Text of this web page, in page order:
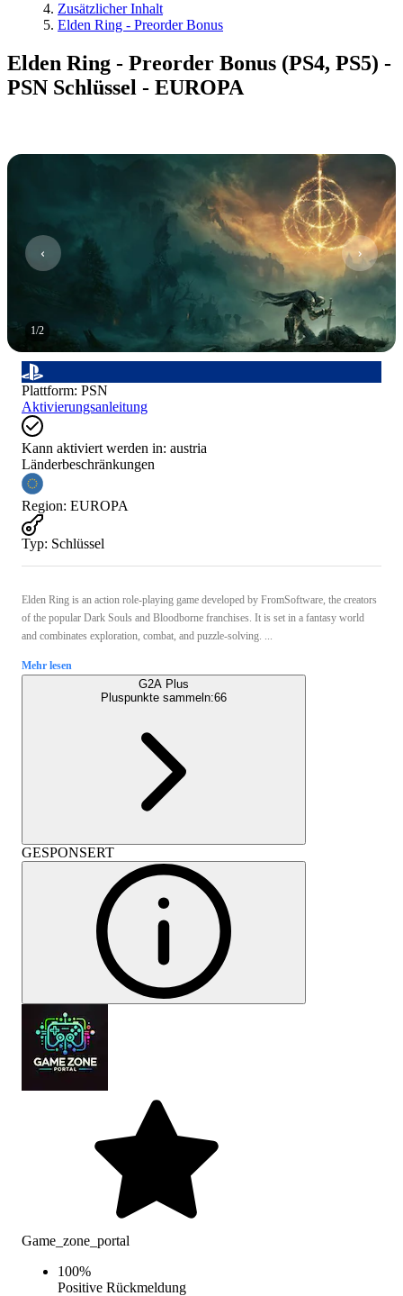
Zusätzlicher Inhalt
Elden Ring - Preorder Bonus
Elden Ring - Preorder Bonus (PS4, PS5) -
PSN Schlüssel - EUROPA
1/2
Plattform: PSN
Aktivierungsanleitung
Kann aktiviert werden in: austria
Länderbeschränkungen
Region: EUROPA
Typ: Schlüssel
Elden Ring is an action role-playing game developed by FromSoftware, the creators
of the popular Dark Souls and Bloodborne franchises. It is set in a fantasy world
and combinates exploration, combat, and puzzle-solving. ...
Mehr lesen
G2A Plus
Pluspunkte sammeln:66
GESPONSERT
Game_zone_portal
100%
Positive Rückmeldung